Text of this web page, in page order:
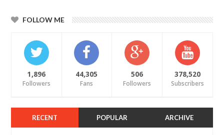
FOLLOW ME
1,896
Followers
44,305
Fans
506
Followers
378,520
Subscribers
RECENT POPULAR ARCHIVE